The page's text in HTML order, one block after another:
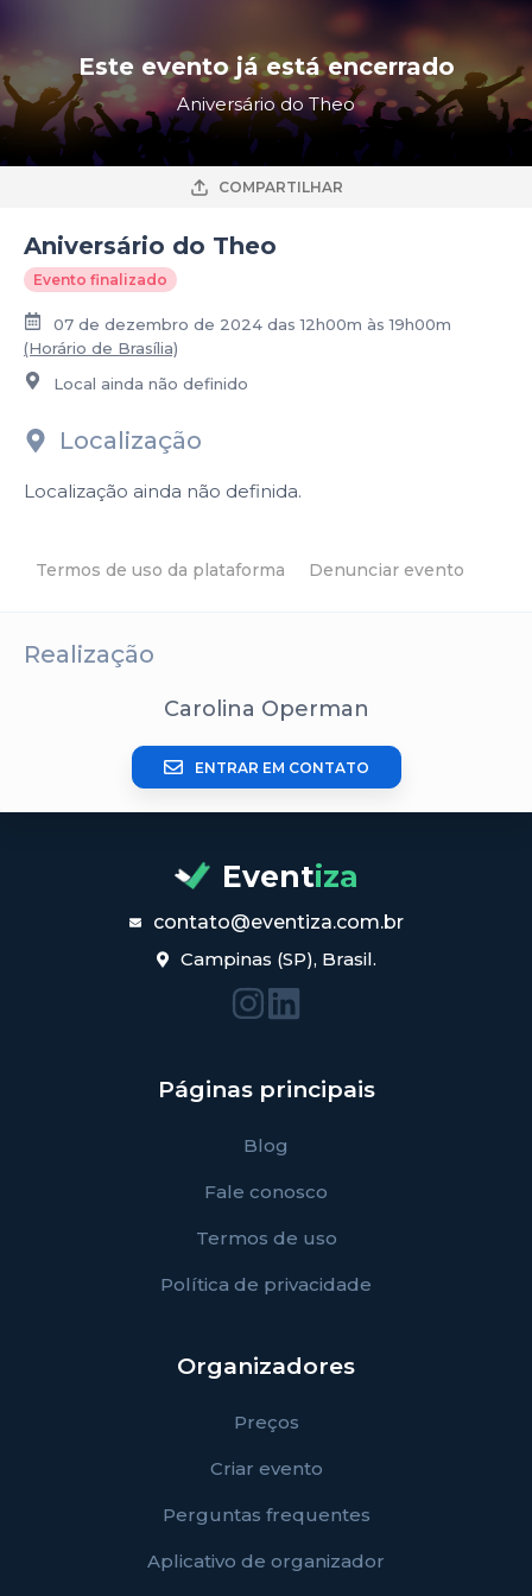
Este evento já está encerrado
Aniversário do Theo
COMPARTILHAR
Aniversário do Theo
Evento finalizado
07 de dezembro de 2024 das 12h00m às 19h00m
(Horário de Brasília)
Local ainda não definido
Localização
Localização ainda não definida.
Termos de uso da plataforma Denunciar evento
Realização
Carolina Operman
ENTRAR EM CONTATO
Eventiza
contato@eventiza.com.br
Campinas (SP), Brasil.
Páginas principais
Blog
Fale conosco
Termos de uso
Política de privacidade
Organizadores
Preços
Criar evento
Perguntas frequentes
Aplicativo de organizador